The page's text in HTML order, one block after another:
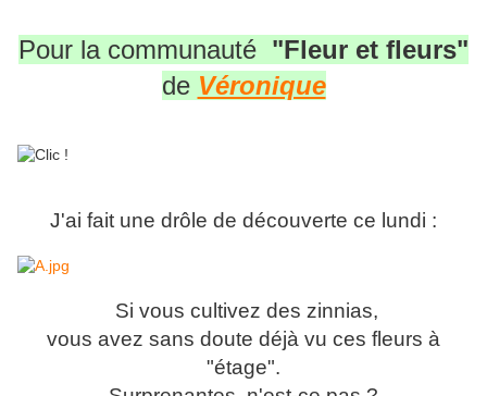
Pour la communauté "Fleur et fleurs"
de Véronique
J'ai fait une drôle de découverte ce lundi :
Si vous cultivez des zinnias,
vous avez sans doute déjà vu ces fleurs à
"étage".